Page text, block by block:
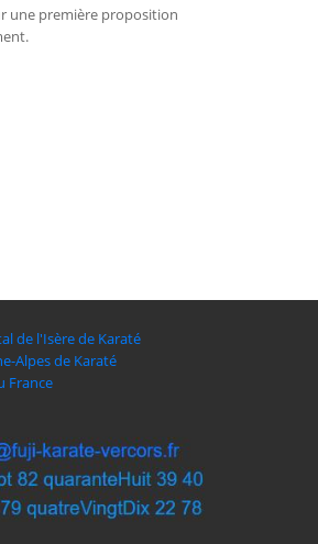
une première proposition
de l'Isère de Karaté
Alpes de Karaté
France